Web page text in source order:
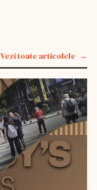
Vezi toate articolele